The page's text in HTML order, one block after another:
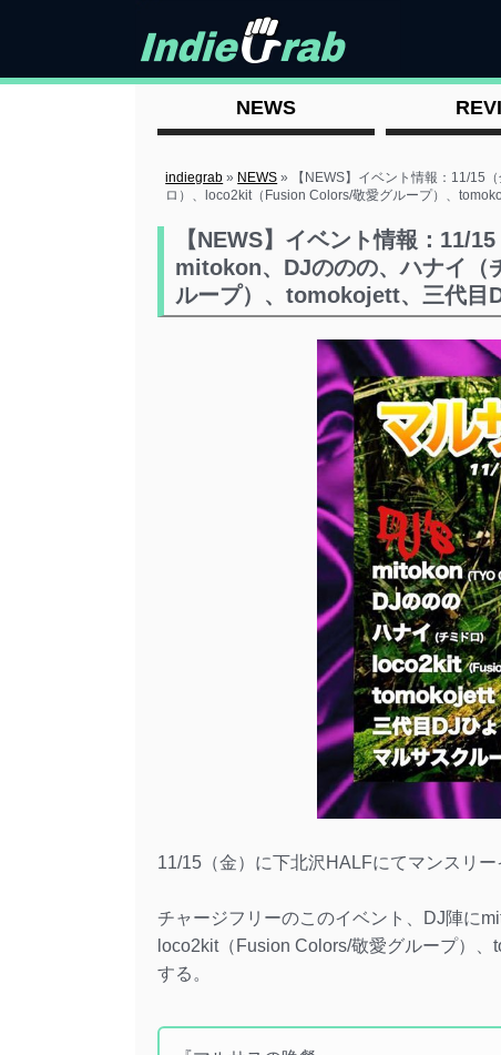
NEWS
indiegrab » NEWS »
【NEWS】イベント情報：11/15
ロ）、loco2kit（Fusion Colors/敬愛グループ）、
【NEWS】イベント情報：11/
mitokon、DJののの、ハナイ
ループ）、tomokojett、三代目
11/15（金）に下北沢HALFにてマンスリ
チャージフリーのこのイベント、DJ陣に
loco2kit（Fusion Colors/敬愛グループ）
する。